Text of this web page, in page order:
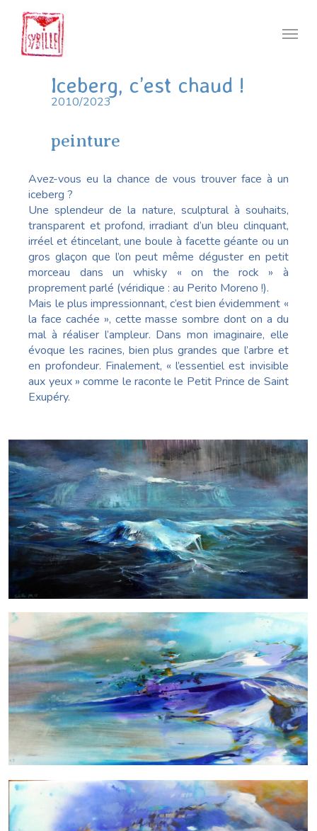
main
content
Menu
Avez-vous eu la chance de vous trouver face à un
iceberg ?
Une splendeur de la nature, sculptural à souhaits,
transparent et profond, irradiant d’un bleu clinquant,
irréel et étincelant, une boule à facette géante ou un
gros glaçon que l’on peut même déguster en petit
morceau dans un whisky « on the rock » à
proprement parlé (véridique : au Perito Moreno !).
Mais le plus impressionnant, c’est bien évidemment «
la face cachée », cette masse sombre dont on a du
mal à réaliser l’ampleur. Dans mon imaginaire, elle
évoque les racines, bien plus grandes que l’arbre et
en profondeur. Finalement, « l’essentiel est invisible
aux yeux » comme le raconte le Petit Prince de Saint
Exupéry.
Iceberg, c’est chaud !
2010/2023
peinture